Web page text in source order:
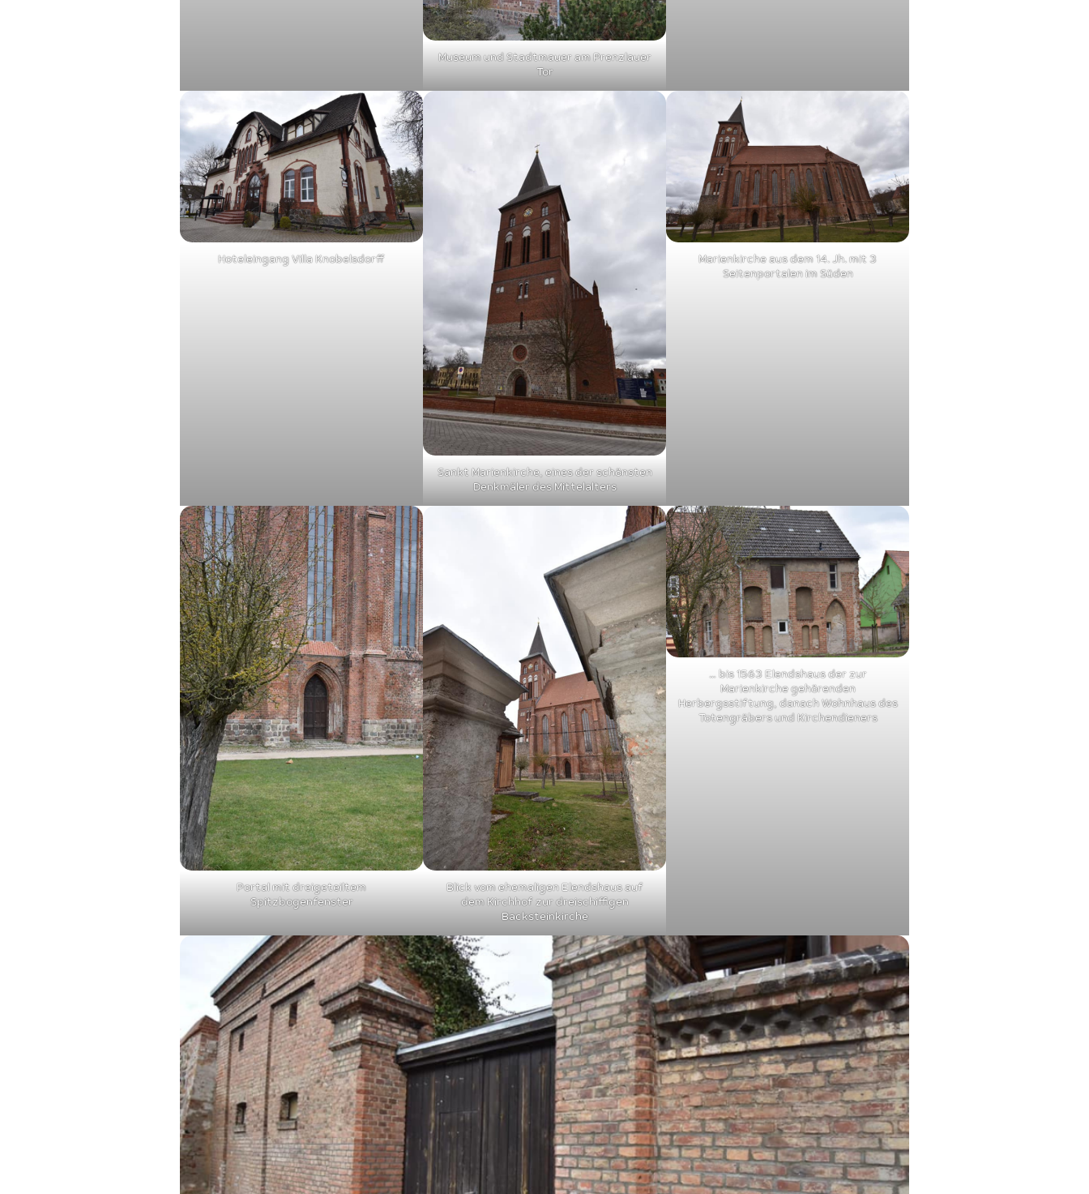
Museum und Stadtmauer am Prenzlauer
Tor
Hoteleingang Villa Knobelsdorff
Sankt Marienkirche, eines der schönsten
Denkmäler des Mittelalters
Marienkirche aus dem 14. Jh. mit 3
Seitenportalen im Süden
Portal mit dreigeteiltem
Spitzbogenfenster
Blick vom ehemaligen Elendshaus auf
dem Kirchhof zur dreischiffigen
Backsteinkirche
… bis 1563 Elendshaus der zur
Marienkirche gehörenden
Herbergsstiftung, danach Wohnhaus des
Totengräbers und Kirchendieners